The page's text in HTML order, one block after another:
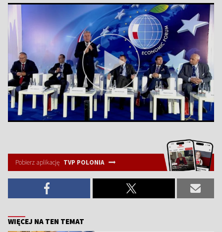
Pobierz aplikację TVP POLONIA
WIĘCEJ NA TEN TEMAT